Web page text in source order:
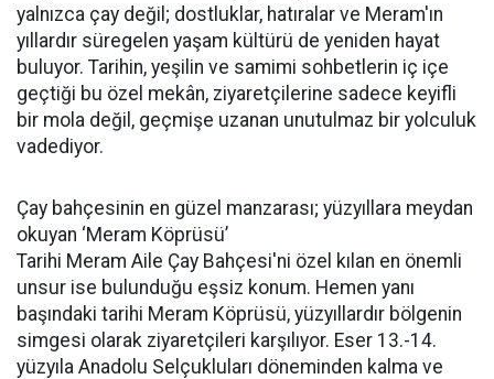
yalnızca çay değil; dostluklar, hatıralar ve Meram'ın
yıllardır süregelen yaşam kültürü de yeniden hayat
buluyor. Tarihin, yeşilin ve samimi sohbetlerin iç içe
geçtiği bu özel mekân, ziyaretçilerine sadece keyifli
bir mola değil, geçmişe uzanan unutulmaz bir yolculuk
vadediyor.
Çay bahçesinin en güzel manzarası; yüzyıllara meydan
okuyan ‘Meram Köprüsü’
Tarihi Meram Aile Çay Bahçesi'ni özel kılan en önemli
unsur ise bulunduğu eşsiz konum. Hemen yanı
başındaki tarihi Meram Köprüsü, yüzyıllardır bölgenin
simgesi olarak ziyaretçileri karşılıyor. Eser 13.-14.
yüzyıla Anadolu Selçukluları döneminden kalma ve